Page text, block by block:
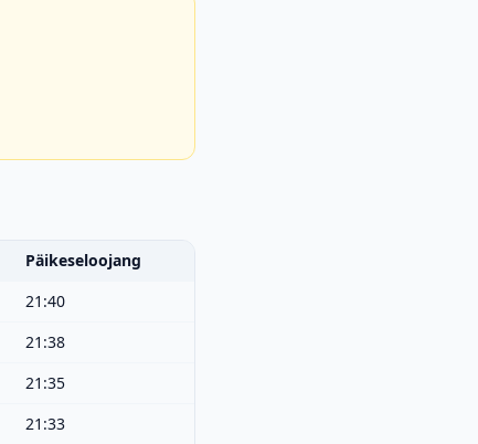
Päikeseloojang
21:40
21:38
21:35
21:33